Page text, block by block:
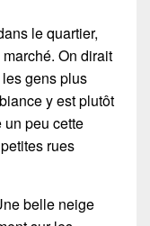
le quartier,
On dirait
gens plus
y est plutôt
peu cette
rues
belle neige